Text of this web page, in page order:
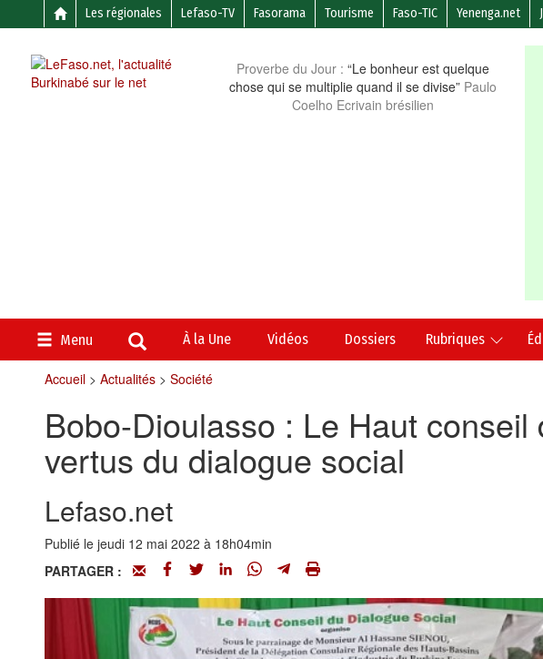
Les régionales Lefaso-TV Fasorama Tourisme Faso-TIC Yenenga.net
Proverbe du Jour : “Le bonheur est quelque
chose qui se multiplie quand il se divise” Paulo
Coelho Ecrivain brésilien
Menu À la Une Vidéos Dossiers Rubriques
Accueil> Actualités> Société
Bobo-Dioulasso : Le Haut
vertus du dialogue social
Lefaso.net
Publié le jeudi 12 mai 2022 à 18h04min
PARTAGER :